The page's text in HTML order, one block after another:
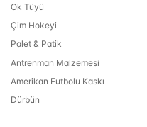
Ok Tüyü
Çim Hokeyi
Palet & Patik
Antrenman Malzemesi
Amerikan Futbolu Kaskı
Dürbün